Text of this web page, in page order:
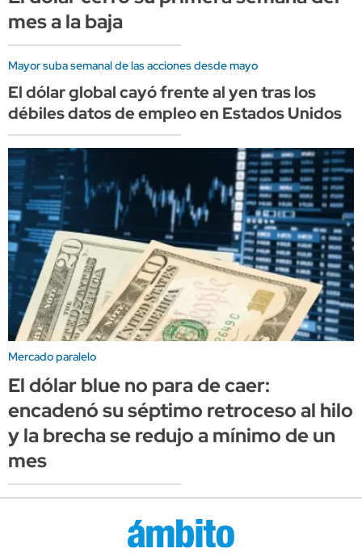
mes a la baja
Mayor suba semanal de las acciones desde mayo
El dólar global cayó frente al yen tras los
débiles datos de empleo en Estados Unidos
Mercado paralelo
El dólar blue no para de caer:
encadenó su séptimo retroceso al hilo
y la brecha se redujo a mínimo de un
mes